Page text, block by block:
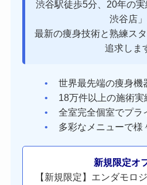
渋谷駅徒歩5分、20年の
渋谷店」
最新の痩身技術と熟練ス
追求しま
世界最先端の痩身機
18万件以上の施術実
全室完全個室でプラ
多彩なメニューで様
新規限定オ
【新規限定】エンダモロ